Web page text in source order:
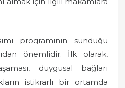
programının sunduğu
önemlidir. İlk olarak,
duygusal bağları
istikrarlı bir ortamda